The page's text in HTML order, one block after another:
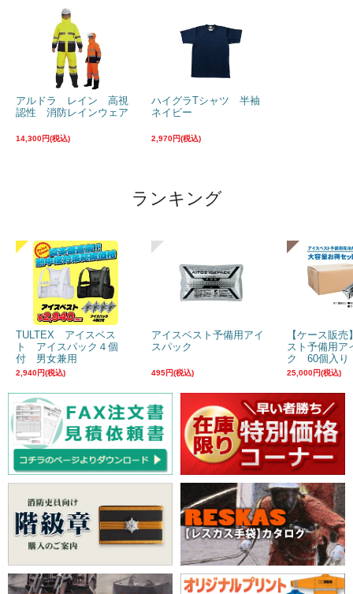
アルドラ レイン 高視
認性 消防レインウェア
14,300円(税込)
ハイグラTシャツ 半袖
ネイビー
2,970円(税込)
ランキング
TULTEX アイスベス
ト アイスパック４個
付 男女兼用
2,940円(税込)
アイスベスト予備用アイ
スパック
495円(税込)
【ケース販
スト予備用ア
ク 60個入り
25,000円(税込)